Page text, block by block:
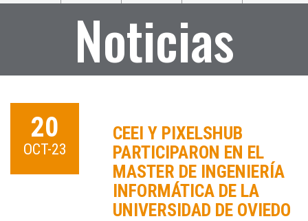
Noticias
20
OCT-23
CEEI Y PIXELSHUB
PARTICIPARON EN EL
MASTER DE INGENIERÍA
INFORMÁTICA DE LA
UNIVERSIDAD DE OVIEDO